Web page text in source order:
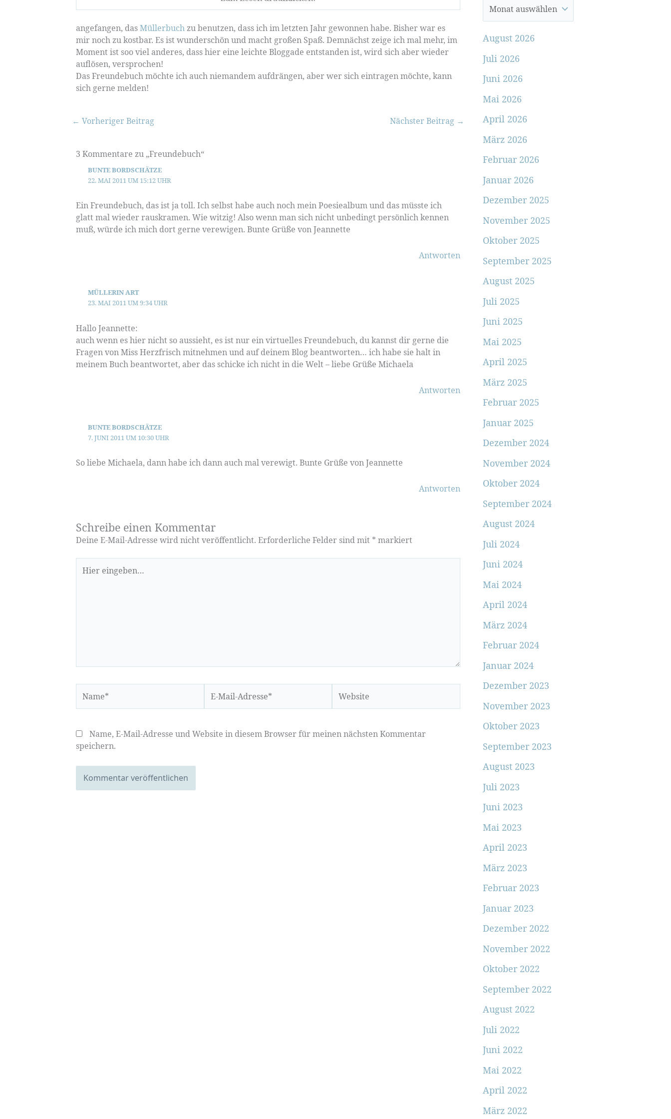
angefangen, dasMüllerbuchzu benutzen, dass ich im letzten Jahr gewonnen habe. Bisher war es
mir noch zu kostbar. Es ist wunderschön und macht großen Spaß. Demnächst zeige ich mal mehr, im
Moment ist soo viel anderes, dass hier eine leichte Bloggade entstanden ist, wird sich aber wieder
auflösen, versprochen!
Das Freundebuch möchte ich auch niemandem aufdrängen, aber wer sich eintragen möchte, kann
sich gerne melden!
← Vorheriger Beitrag Nächster Beitrag →
3 Kommentare zu „Freundebuch“
BUNTE BORDSCHÄTZE
22. MAI 2011 UM 15:12 UHR
Ein Freundebuch, das ist ja toll. Ich selbst habe auch noch mein Poesiealbum und das müsste ich
glatt mal wieder rauskramen. Wie witzig! Also wenn man sich nicht unbedingt persönlich kennen
muß, würde ich mich dort gerne verewigen. Bunte Grüße von Jeannette
Antworten
MÜLLERIN ART
23. MAI 2011 UM 9:34 UHR
Hallo Jeannette:
auch wenn es hier nicht so aussieht, es ist nur ein virtuelles Freundebuch, du kannst dir gerne die
Fragen von Miss Herzfrisch mitnehmen und auf deinem Blog beantworten… ich habe sie halt in
meinem Buch beantwortet, aber das schicke ich nicht in die Welt – liebe Grüße Michaela
Antworten
BUNTE BORDSCHÄTZE
7. JUNI 2011 UM 10:30 UHR
So liebe Michaela, dann habe ich dann auch mal verewigt. Bunte Grüße von Jeannette
Antworten
Schreibe einen Kommentar
Deine E-Mail-Adresse wird nicht veröffentlicht. Erforderliche Felder sind mit * markiert
eingeben…
Mail-
Name, E-Mail-Adresse und Website in diesem Browser für meinen nächsten Kommentar
speichern.
August 2026
Juli 2026
Juni 2026
Mai 2026
April 2026
März 2026
Februar 2026
Januar 2026
Dezember 2025
November 2025
Oktober 2025
September 2025
August 2025
Juli 2025
Juni 2025
Mai 2025
April 2025
März 2025
Februar 2025
Januar 2025
Dezember 2024
November 2024
Oktober 2024
September 2024
August 2024
Juli 2024
Juni 2024
Mai 2024
April 2024
März 2024
Februar 2024
Januar 2024
Dezember 2023
November 2023
Oktober 2023
September 2023
August 2023
Juli 2023
Juni 2023
Mai 2023
April 2023
März 2023
Februar 2023
Januar 2023
Dezember 2022
November 2022
Oktober 2022
September 2022
August 2022
Juli 2022
Juni 2022
Mai 2022
April 2022
März 2022